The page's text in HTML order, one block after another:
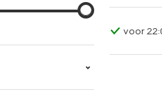
voor